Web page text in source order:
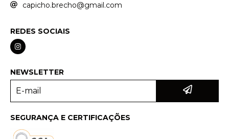
capicho.brecho@gmail.com
REDES SOCIAIS
NEWSLETTER
SEGURANÇA E CERTIFICAÇÕES